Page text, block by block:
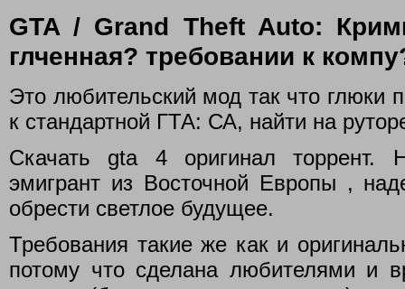
GTA / Grand Theft Auto:
глченная? требовании к
Это любительский мод так что глюки
к стандартной ГТА: СА, найти на
Скачать gta 4 оригинал торрент.
эмигрант из Восточной Европы ,
обрести светлое будущее.
Требования такие же как и
потому что сделана любителями и